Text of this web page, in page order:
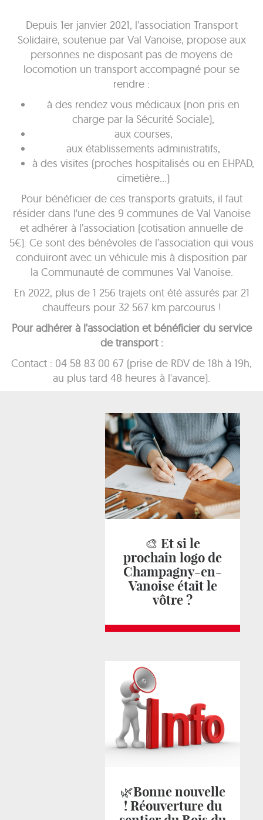
Depuis 1er janvier 2021, l'association Transport
Solidaire, soutenue par Val Vanoise, propose aux
personnes ne disposant pas de moyens de
locomotion un transport accompagné pour se
rendre :
à des rendez vous médicaux (non pris en
charge par la Sécurité Sociale),
aux courses,
aux établissements administratifs,
à des visites (proches hospitalisés ou en EHPAD,
cimetière…)
Pour bénéficier de ces transports gratuits, il faut
résider dans l'une des 9 communes de Val Vanoise
et adhérer à l’association (cotisation annuelle de
5€). Ce sont des bénévoles de l’association qui vous
conduiront avec un véhicule mis à disposition par
la Communauté de communes Val Vanoise.
En 2022, plus de 1 256 trajets ont été assurés par 21
chauffeurs pour 32 567 km parcourus !
Pour adhérer à l'association et bénéficier du service
de transport :
Contact : 04 58 83 00 67 (prise de RDV de 18h à 19h,
au plus tard 48 heures à l'avance).
🎨 Et si le
prochain logo de
Champagny-en-
Vanoise était le
vôtre ?
🌿Bonne nouvelle
! Réouverture du